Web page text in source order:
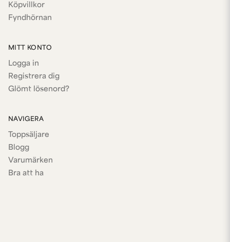
Köpvillkor
Fyndhörnan
MITT KONTO
Logga in
Registrera dig
Glömt lösenord?
NAVIGERA
Toppsäljare
Blogg
Varumärken
Bra att ha